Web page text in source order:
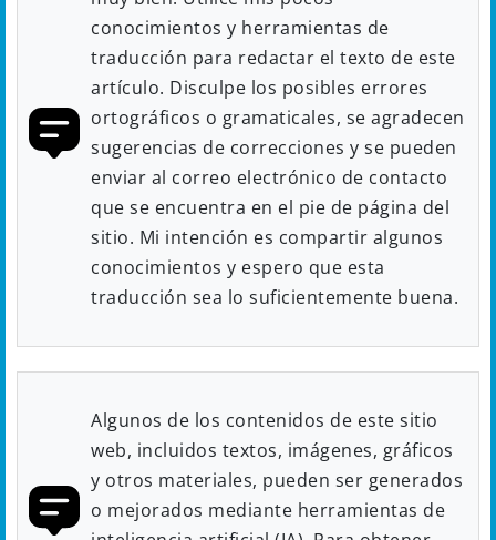
conocimientos y herramientas de
traducción para redactar el texto de este
artículo. Disculpe los posibles errores
ortográficos o gramaticales, se agradecen
sugerencias de correcciones y se pueden
enviar al correo electrónico de contacto
que se encuentra en el pie de página del
sitio. Mi intención es compartir algunos
conocimientos y espero que esta
traducción sea lo suficientemente buena.
Algunos de los contenidos de este sitio
web, incluidos textos, imágenes, gráficos
y otros materiales, pueden ser generados
o mejorados mediante herramientas de